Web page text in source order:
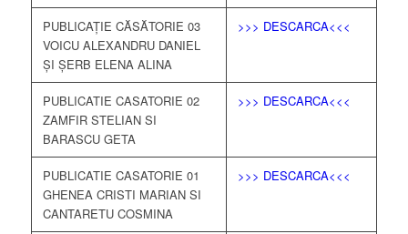
PUBLICAȚIE CĂSĂTORIE 03
VOICU ALEXANDRU DANIEL
ȘI ȘERB ELENA ALINA
>>> DESCARCA<<<
PUBLICATIE CASATORIE 02
ZAMFIR STELIAN SI
BARASCU GETA
>>> DESCARCA<<<
PUBLICATIE CASATORIE 01
GHENEA CRISTI MARIAN SI
CANTARETU COSMINA
>>> DESCARCA<<<